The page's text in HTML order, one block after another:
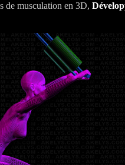
de musculation en 3D,